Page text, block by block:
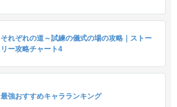
それぞれの道～試練の儀式の場の攻略｜ストー
リー攻略チャート4
最強おすすめキャラランキング